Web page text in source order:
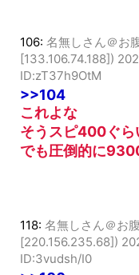
106: 名無しさん＠お
[133.106.74.188])
ID:zT37h9OtM
>>104
これよな
そうスピ400ぐ
でも圧倒的に
118: 名無しさん＠お
[220.156.235.68])
ID:3vudsh/I0